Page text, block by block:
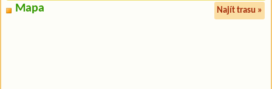
Mapa Najít trasu »